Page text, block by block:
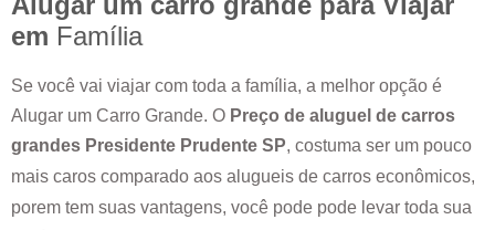
em Família
Se você vai viajar com toda a família, a melhor opção é
Alugar um Carro Grande. O Preço de aluguel de carros
grandes Presidente Prudente SP, costuma ser um pouco
mais caros comparado aos alugueis de carros econômicos,
porem tem suas vantagens, você pode pode levar toda sua